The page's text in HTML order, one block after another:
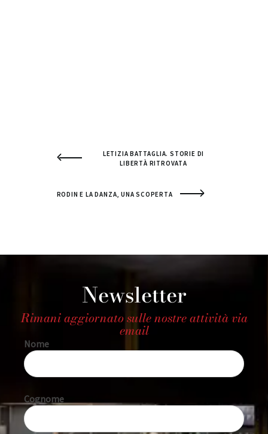
LETIZIA BATTAGLIA. STORIE DI
LIBERTÀ RITROVATA
RODIN E LA DANZA, UNA SCOPERTA
Newsletter
Rimani aggiornato sulle nostre attività via
email